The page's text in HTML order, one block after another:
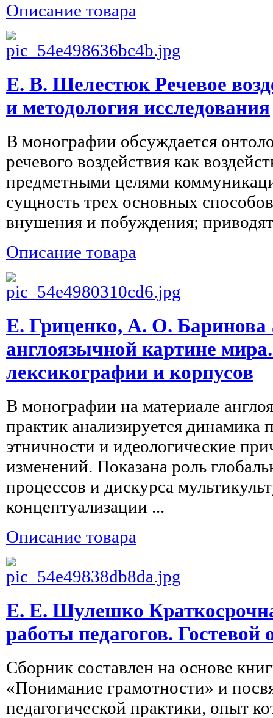
Описание товара
Е. В. Шелестюк Речевое
и методология исследования
В монографии обсуждается
речевого воздействия как
предметными целями
сущность трех основных
внушения и побуждения;
Описание товара
Е. Гриценко, А. О. Баринова
англоязычной картине
лексикографии и корпусов
В монографии на материале
практик анализируется динамика
этничности и идеологические
изменений. Показана роль
процессов и дискурса
концептуализации ...
Описание товара
Е. Е. Шулешко
работы педагогов.
Сборник составлен на основе
«Понимание грамотности» и
педагогической практики, опыт